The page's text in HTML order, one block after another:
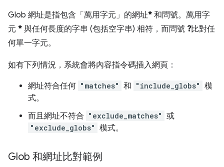
Glob 網址是指包含「萬用字元」的網址* 和問號。萬用字
元 * 與任何長度的字串 (包括空字串) 相符，而問號 ?比對任
何單一字元。
如有下列情況，系統會將內容指令碼插入網頁：
網址符合任何 "matches" 和 "include_globs" 模
式。
而且網址不符合 "exclude_matches" 或
"exclude_globs" 模式。
Glob 和網址比對範例